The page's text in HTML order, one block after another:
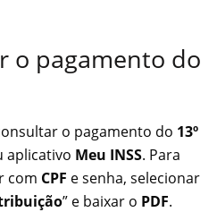
o pagamento do
o pagamento do 13º
aplicativo Meu INSS. Para
com CPF e senha, selecionar
” e baixar o PDF.